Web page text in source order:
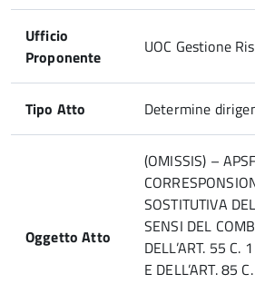
Ufficio
Proponente
UOC Gestione
Tipo Atto Determine
Oggetto Atto
(OMISSIS) –
SOSTITUTIVA
SENSI DEL
DELL’ART. 55 C.
E DELL’ART. 85